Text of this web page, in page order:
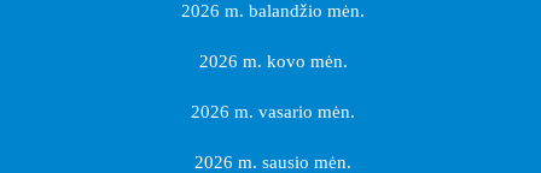
2026 m. balandžio mėn.
2026 m. kovo mėn.
2026 m. vasario mėn.
2026 m. sausio mėn.